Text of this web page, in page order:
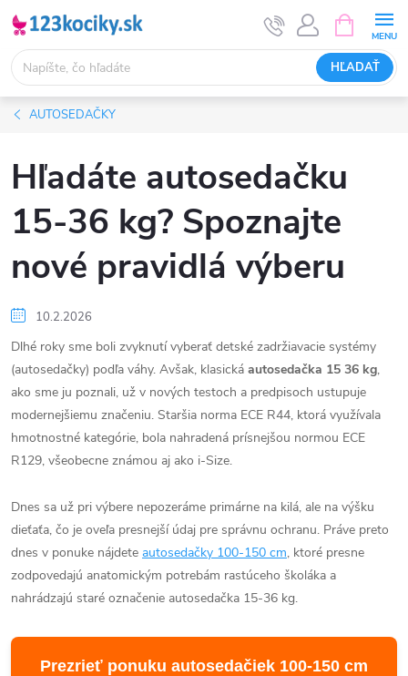
Prejsť
obsah
HĽADAŤ
KOŠÍK
AUTOSEDAČKY
Hľadáte autosedačku
15-36 kg? Spoznajte
nové pravidlá výberu
10.2.2026
Dlhé roky sme boli zvyknutí vyberať detské zadržiavacie systémy
(autosedačky) podľa váhy. Avšak, klasická autosedačka 15 36 kg,
ako sme ju poznali, už v nových testoch a predpisoch ustupuje
modernejšiemu značeniu. Staršia norma ECE R44, ktorá využívala
hmotnostné kategórie, bola nahradená prísnejšou normou ECE
R129, všeobecne známou aj ako i-Size.
Dnes sa už pri výbere nepozeráme primárne na kilá, ale na výšku
dieťaťa, čo je oveľa presnejší údaj pre správnu ochranu. Práve preto
dnes v ponuke nájdete autosedačky 100-150 cm, ktoré presne
zodpovedajú anatomickým potrebám rastúceho školáka a
nahrádzajú staré označenie autosedačka 15-36 kg.
Prezrieť ponuku autosedačiek 100-150 cm